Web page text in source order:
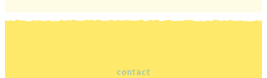
contact